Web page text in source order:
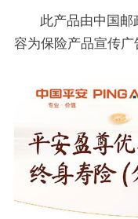
此产品由中国
容为保险产品宣传广